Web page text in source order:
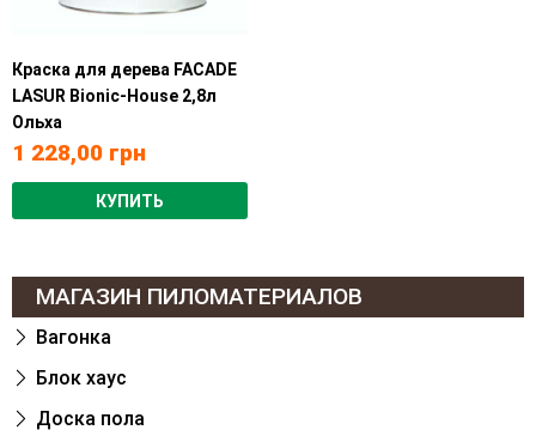
Краска для дерева FACADE
LASUR Bionic-House 2,8л
Ольха
1 228,00 грн
КУПИТЬ
МАГАЗИН ПИЛОМАТЕРИАЛОВ
Вагонка
Блок хаус
Доска пола